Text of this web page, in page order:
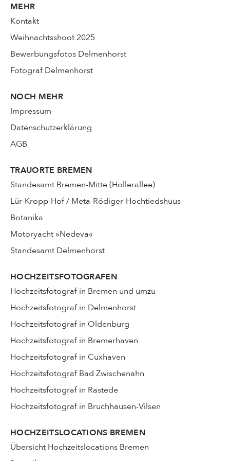
MEHR
Kontakt
Weihnachtsshoot 2025
Bewerbungsfotos Delmenhorst
Fotograf Delmenhorst
NOCH MEHR
Impressum
Datenschutzerklärung
AGB
TRAUORTE BREMEN
Standesamt Bremen-Mitte (Hollerallee)
Lür-Kropp-Hof / Meta-Rödiger-Hochtiedshuus
Botanika
Motoryacht »Nedeva«
Standesamt Delmenhorst
HOCHZEITSFOTOGRAFEN
Hochzeitsfotograf in Bremen und umzu
Hochzeitsfotograf in Delmenhorst
Hochzeitsfotograf in Oldenburg
Hochzeitsfotograf in Bremerhaven
Hochzeitsfotograf in Cuxhaven
Hochzeitsfotograf Bad Zwischenahn
Hochzeitsfotograf in Rastede
Hochzeitsfotograf in Bruchhausen-Vilsen
HOCHZEITSLOCATIONS BREMEN
Übersicht Hochzeitslocations Bremen